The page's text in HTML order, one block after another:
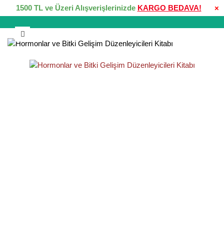
×
1500 TL ve Üzeri Alışverişlerinizde KARGO BEDAVA!